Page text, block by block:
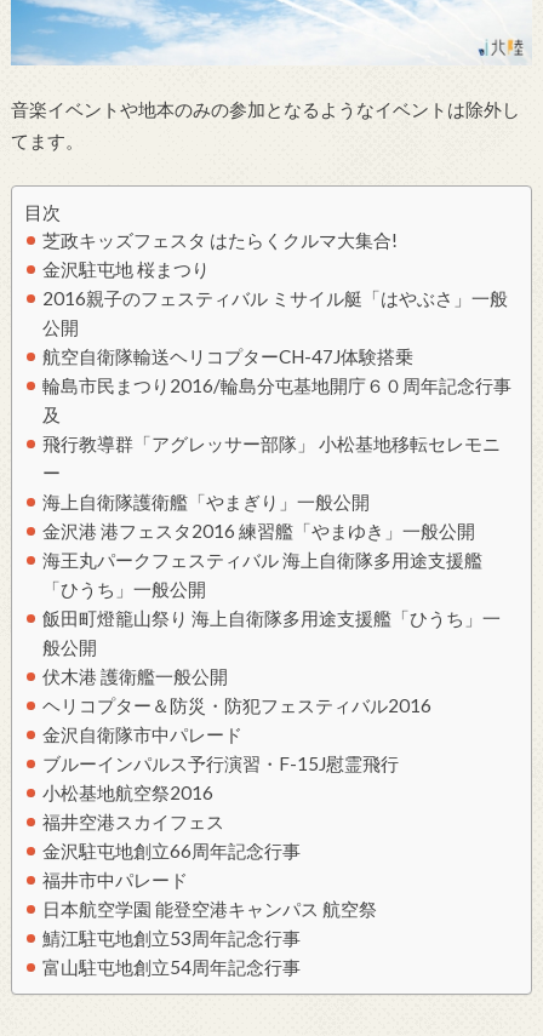
音楽イベントや地本のみの参加となるようなイベントは除外し
てます。
目次
芝政キッズフェスタ はたらくクルマ大集合!
金沢駐屯地 桜まつり
2016親子のフェスティバル ミサイル艇「はやぶさ」一般
公開
航空自衛隊輸送ヘリコプターCH-47J体験搭乗
輪島市民まつり2016/輪島分屯基地開庁６０周年記念行事
及
飛行教導群「アグレッサー部隊」 小松基地移転セレモニ
ー
海上自衛隊護衛艦「やまぎり」一般公開
金沢港 港フェスタ2016 練習艦「やまゆき」一般公開
海王丸パークフェスティバル 海上自衛隊多用途支援艦
「ひうち」一般公開
飯田町燈籠山祭り 海上自衛隊多用途支援艦「ひうち」一
般公開
伏木港 護衛艦一般公開
ヘリコプター＆防災・防犯フェスティバル2016
金沢自衛隊市中パレード
ブルーインパルス予行演習・F-15J慰霊飛行
小松基地航空祭2016
福井空港スカイフェス
金沢駐屯地創立66周年記念行事
福井市中パレード
日本航空学園 能登空港キャンパス 航空祭
鯖江駐屯地創立53周年記念行事
富山駐屯地創立54周年記念行事